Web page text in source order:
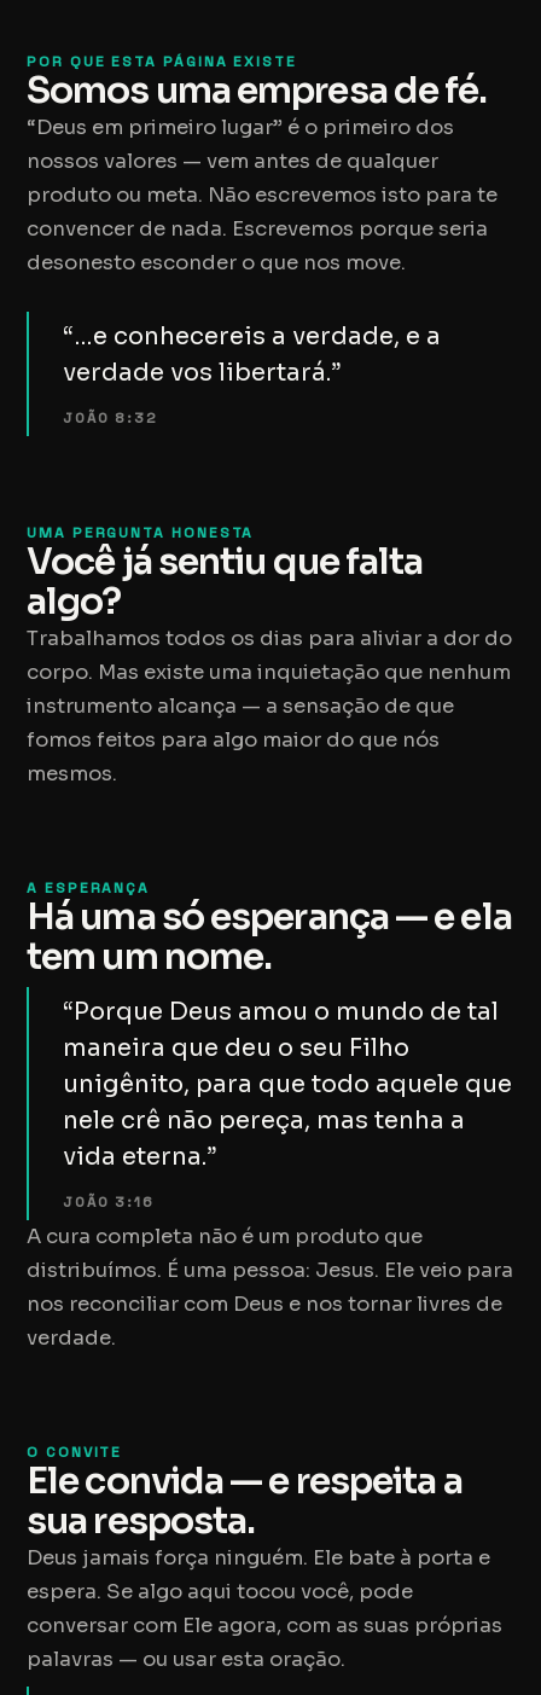
POR QUE ESTA PÁGINA EXISTE
Somos uma empresa de fé.
“Deus em primeiro lugar” é o primeiro dos
nossos valores — vem antes de qualquer
produto ou meta. Não escrevemos isto para te
convencer de nada. Escrevemos porque seria
desonesto esconder o que nos move.
“…e conhecereis a verdade, e a
verdade vos libertará.”
JOÃO 8:32
UMA PERGUNTA HONESTA
Você já sentiu que falta
algo?
Trabalhamos todos os dias para aliviar a dor do
corpo. Mas existe uma inquietação que nenhum
instrumento alcança — a sensação de que
fomos feitos para algo maior do que nós
mesmos.
A ESPERANÇA
Há uma só esperança — e ela
tem um nome.
“Porque Deus amou o mundo de tal
maneira que deu o seu Filho
unigênito, para que todo aquele que
nele crê não pereça, mas tenha a
vida eterna.”
JOÃO 3:16
A cura completa não é um produto que
distribuímos. É uma pessoa: Jesus. Ele veio para
nos reconciliar com Deus e nos tornar livres de
verdade.
O CONVITE
Ele convida — e respeita a
sua resposta.
Deus jamais força ninguém. Ele bate à porta e
espera. Se algo aqui tocou você, pode
conversar com Ele agora, com as suas próprias
palavras — ou usar esta oração.